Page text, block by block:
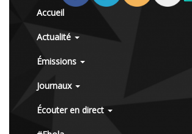
Accueil
Actualité
Émissions
Journaux
Écouter en direct